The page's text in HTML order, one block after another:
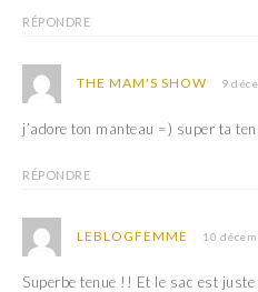
RÉPONDRE
THE MAM'S SHOW 9
j’adore ton manteau =) super ta
RÉPONDRE
LEBLOGFEMME 10
Superbe tenue !! Et le sac est juste